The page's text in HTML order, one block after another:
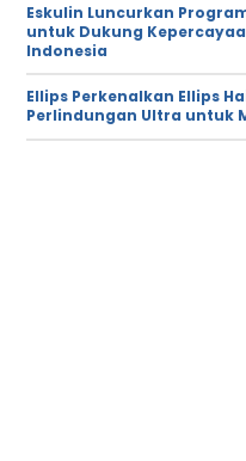
Eskulin Luncurkan
untuk Dukung
Indonesia
Ellips Perkenalkan Ellips
Perlindungan Ultra untuk